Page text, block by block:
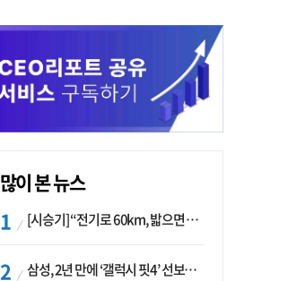
많이 본 뉴스
[시승기] “전기로 60km, 밟으면 462마력”…볼보 XC60 T8의 두 얼굴
삼성, 2년 만에 ‘갤럭시 핏4’ 선보이나…웨어러블 생태계 확장 ‘시동’